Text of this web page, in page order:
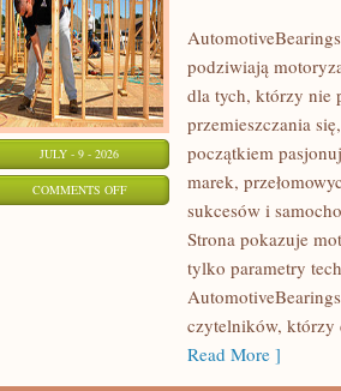
JULY - 9 - 2026
COMMENTS OFFON
WYDARZENIA
SPOTKANIA
KLASYKÓW
podziwiają
dla tych, którzy nie
przemieszczania
początkiem
marek,
sukcesów i
Strona pokazuje
tylko parametry
czytelników, którzy
Read More ]